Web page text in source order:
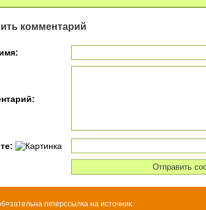
комментарий
гиперссылка на источник.